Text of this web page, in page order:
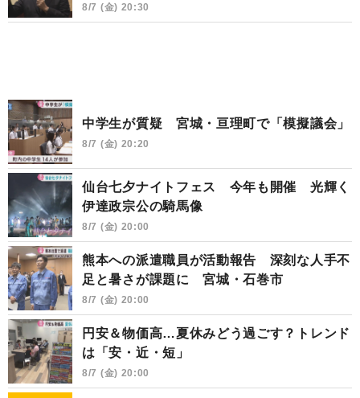
8/7 (金) 20:30
中学生が質疑 宮城・亘理町で「模擬議会」
8/7 (金) 20:20
仙台七夕ナイトフェス 今年も開催 光輝く
伊達政宗公の騎馬像
8/7 (金) 20:00
熊本への派遣職員が活動報告 深刻な人手不
足と暑さが課題に 宮城・石巻市
8/7 (金) 20:00
円安＆物価高…夏休みどう過ごす？トレンド
は「安・近・短」
8/7 (金) 20:00